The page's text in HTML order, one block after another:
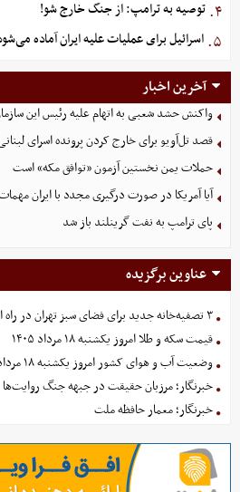
۴. توصیه به ترامپ: از جنگ خارج شو!
۵. اسرائیل برای عملیات علیه ایران آماده
آخرین اخبار
واکنش حشد شعبی به اتهام‌ علیه رئیس این
قصد تل‌آویو برای خارج کردن پرونده اسرای
حملات یمن نخستین آزمون «توافق مکه» است
آیا آمریکا در صورت درگیری مجدد با ایران
پای ترامپ به نفت گرینلند باز شد
عناوین برگزیده
۳ تصفیه‌خانه جدید برای فضای سبز تهران در راه است
قیمت سکه و طلا امروز یکشنبه ۱۸ مرداد ۱۴۰۵
وضعیت آب و هوای کشور امروز یکشنبه ۱۸ مرداد ۱۴۰۵
خبرنگار؛ مرزبان حقیقت در جبهه جنگ روایت‌ها
خبرنگار؛ معمار حافظه ملت